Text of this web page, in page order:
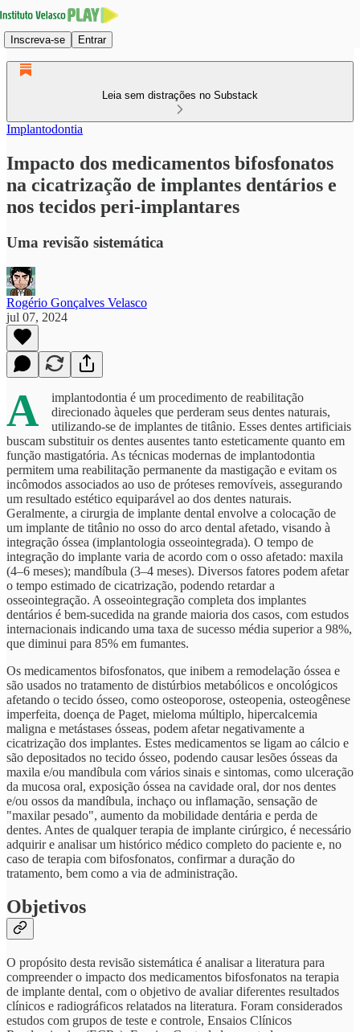
Inscreva-se Entrar
Leia sem distrações no Substack
Implantodontia
Impacto dos medicamentos bifosfonatos
na cicatrização de implantes dentários e
nos tecidos peri-implantares
Uma revisão sistemática
Rogério Gonçalves Velasco
jul 07, 2024
A
implantodontia é um procedimento de reabilitação
direcionado àqueles que perderam seus dentes naturais,
utilizando-se de implantes de titânio. Esses dentes artificiais
buscam substituir os dentes ausentes tanto esteticamente quanto em
função mastigatória. As técnicas modernas de implantodontia
permitem uma reabilitação permanente da mastigação e evitam os
incômodos associados ao uso de próteses removíveis, assegurando
um resultado estético equiparável ao dos dentes naturais.
Geralmente, a cirurgia de implante dental envolve a colocação de
um implante de titânio no osso do arco dental afetado, visando à
integração óssea (implantologia osseointegrada). O tempo de
integração do implante varia de acordo com o osso afetado: maxila
(4–6 meses); mandíbula (3–4 meses). Diversos fatores podem afetar
o tempo estimado de cicatrização, podendo retardar a
osseointegração. A osseointegração completa dos implantes
dentários é bem-sucedida na grande maioria dos casos, com estudos
internacionais indicando uma taxa de sucesso média superior a 98%,
que diminui para 85% em fumantes.
Os medicamentos bifosfonatos, que inibem a remodelação óssea e
são usados no tratamento de distúrbios metabólicos e oncológicos
afetando o tecido ósseo, como osteoporose, osteopenia, osteogênese
imperfeita, doença de Paget, mieloma múltiplo, hipercalcemia
maligna e metástases ósseas, podem afetar negativamente a
cicatrização dos implantes. Estes medicamentos se ligam ao cálcio e
são depositados no tecido ósseo, podendo causar lesões ósseas da
maxila e/ou mandíbula com vários sinais e sintomas, como ulceração
da mucosa oral, exposição óssea na cavidade oral, dor nos dentes
e/ou ossos da mandíbula, inchaço ou inflamação, sensação de
"maxilar pesado", aumento da mobilidade dentária e perda de
dentes. Antes de qualquer terapia de implante cirúrgico, é necessário
adquirir e analisar um histórico médico completo do paciente e, no
caso de terapia com bifosfonatos, confirmar a duração do
tratamento, bem como a via de administração.
Objetivos
O propósito desta revisão sistemática é analisar a literatura para
compreender o impacto dos medicamentos bifosfonatos na terapia
de implante dental, com o objetivo de avaliar diferentes resultados
clínicos e radiográficos relatados na literatura. Foram considerados
estudos com grupos de teste e controle, Ensaios Clínicos